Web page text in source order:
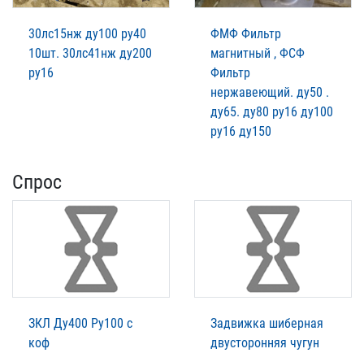
30лс15нж ду100 ру40
10шт. 30лс41нж ду200
ру16
ФМФ Фильтр
магнитный , ФСФ
Фильтр
нержавеющий. ду50 .
ду65. ду80 ру16 ду100
ру16 ду150
Спрос
ЗКЛ Ду400 Ру100 с
коф
Задвижка шиберная
двусторонняя чугун